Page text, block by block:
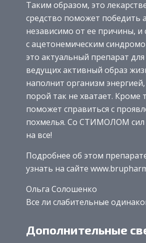
Таким образом, это
средство поможет победить
независимо от ее причины, и
с ацетонемическим
это актуальный препарат
ведущих активный образ
наполнит организм
порой так не хватает. Кроме
поможет справиться с
похмелья. Со СТИМОЛОМ сил
на все!
Подробнее об этом
узнать на сайте
Ольга Солошенко
Все ли слабительные
Дополнительные